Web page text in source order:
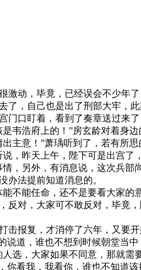
动，毕竟，已经误会不少年
，自己也是出了刑部大牢，此
口盯着，看到了奏章送过来
韦浩府上的！”房玄龄对着身边
主意！”萧瑀听到了，若有所思
，昨天上午，陛下可是出宫了
，另外，有消息说，这次兵
办法提前知道消息的。
不能任命，还不是要看大家
反对，大家可不敢反对，毕竟
报复，才消停了六年，又要开
道，谁也不想到时候朝堂当中
选，大家如果不同意，那就
你看我，我看你，谁也不知道